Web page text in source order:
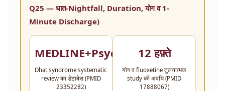
Q25 — धात-Nightfall, Duration, योग व 1-
Minute Discharge)
MEDLINE+PsycINFO
Dhat syndrome systematic
review का डेटाबेस (PMID
23352282)
12 हफ़्ते
योग व fluoxetine तुलनात्मक
study की अवधि (PMID
17888067)